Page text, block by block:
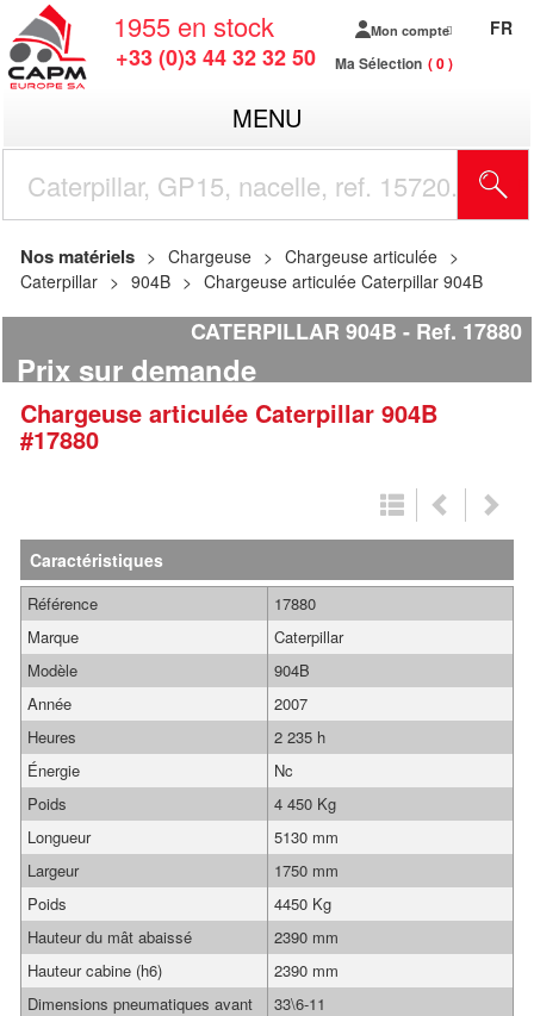
1955 en stock
+33 (0)3 44 32 32 50
Mon compte
Ma Sélection 0
FR
MENU
Nos matériels Chargeuse
Chargeuse articulée
Caterpillar
904B Chargeuse articulée Caterpillar 904B
CATERPILLAR 904B Ref. 17880
Prix sur demande
Chargeuse articulée Caterpillar 904B
#17880
Caractéristiques
Référence
17880
Marque
Caterpillar
Modèle
904B
Année
2007
Heures
2 235 h
Énergie
Nc
Poids
4 450 Kg
Longueur
5130 mm
Largeur
1750 mm
Poids
4450 Kg
Hauteur du mât abaissé
2390 mm
Hauteur cabine (h6)
2390 mm
Dimensions pneumatiques avant
33\6-11